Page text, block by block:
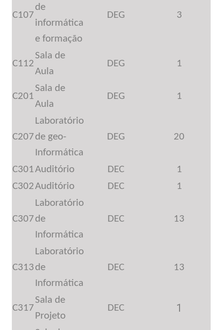
C107
de
informática
e formação
DEG 3
C112
Sala de
Aula
DEG 1
C201
Sala de
Aula
DEG 1
C207
Laboratório
de geo-
Informática
DEG 20
C301Auditório DEC
1
C302Auditório DEC 1
C307
Laboratório
de
Informática
DEC 13
C313
Laboratório
de
Informática
DEC 13
C317
Sala de
Projeto
DEC 1